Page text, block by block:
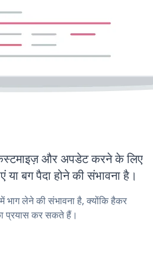
और अपडेट करने के लिए
बग पैदा होने की संभावना है।
लेने की संभावना है, क्योंकि हैकर
प्रयास कर सकते हैं।